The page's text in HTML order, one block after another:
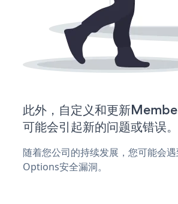
此外，自定义和更新
可能会引起新的问题或错误。
随着您公司的持续发展，您可能会
Options安全漏洞。